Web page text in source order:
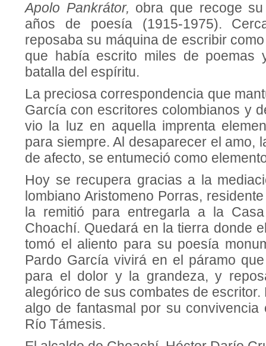
Apolo Pankrátor, obra que re­coge
años de poesía (1915-1975).
reposaba su máquina de escribir
que había escrito miles de poemas
batalla del espí­ritu.
La preciosa corresponden­cia que
García con escritores co­lombianos y
vio la luz en aquella im­prenta
para siempre. Al desapa­recer el amo,
de afecto, se entu­meció como
Hoy se recupera gracias a la
lombiano Aristomeno Porras,
la remitió para entregarla a la
Choachí. Quedará en la tierra donde
tomó el aliento para su poesía
Pardo García vivirá en el páramo
para el do­lor y la grandeza, y
alegó­rico de sus combates de escri­tor.
algo de fantasmal por su conviven­cia
Río Támesis.